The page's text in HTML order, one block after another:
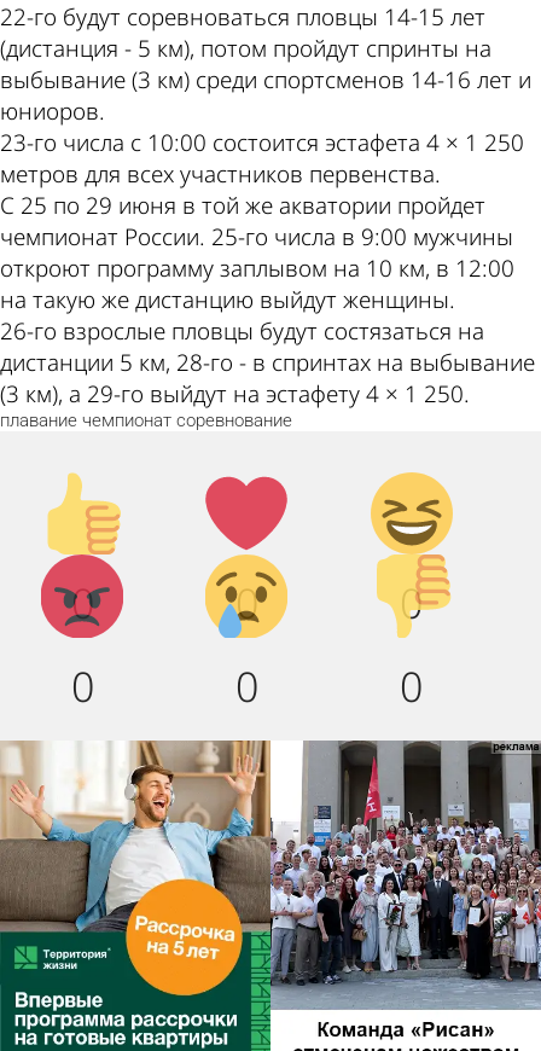
22-го будут соревноваться пловцы 14-15 лет
(дистанция - 5 км), потом пройдут спринты на
выбывание (3 км) среди спортсменов 14-16 лет и
юниоров.
23-го числа с 10:00 состоится эстафета 4 × 1 250
метров для всех участников первенства.
С 25 по 29 июня в той же акватории пройдет
чемпионат России. 25-го числа в 9:00 мужчины
откроют программу заплывом на 10 км, в 12:00
на такую же дистанцию выйдут женщины.
26-го взрослые пловцы будут состязаться на
дистанции 5 км, 28-го - в спринтах на выбывание
(3 км), а 29-го выйдут на эстафету 4 × 1 250.
плавание чемпионат соревнование
Палец
вверх!
0
Лайк!
0
Дикий
смех!
0
Агрессия!
0
Грусть :
(
0
Палец
вниз!
0